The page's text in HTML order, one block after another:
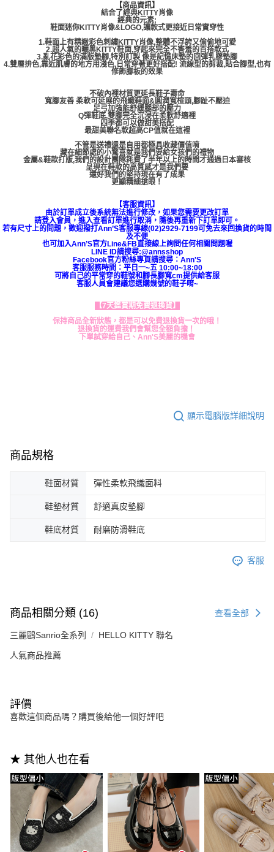
【商品資訊】
結合了經典KITTY肖像
經典的元素:
鞋面迷你KITTY肖像&LOGO,讓款式更接近日常實穿性
1.鞋面上有精緻彩色刺繡KITTY肖像,整體不浮誇又偷偷地可愛
2.超人氣的曬黑KITTY鞋面,穿起來完全不害羞的百搭款式
3.亂花彩色的滿版墊腳,特別訂製 像是記憶床墊的回彈乳膠墊腳
4.雙層拚色,靠近肌膚的地方用淺色,日常穿著更好搭配! 流線型的剪裁,貼合腳型,也有
修飾腳板的效果
不破內裡材質更延長鞋子壽命
寬腳友善 柔軟可延展的飛織鞋面&圓潤寬楦頭,腳趾不壓迫
足弓加強能舒緩腿部的壓力
Q彈鞋底,雙腳完全沉浸在柔軟舒適裡
四季都可以做甜美搭配
最甜美聯名款超高CP值就在這裡
不管是送禮還是自用都極具收藏價值唷
藏在細節處的小驚喜就是我們要給女孩們的禮物
金屬&鞋款打版,我們的設計團隊耗費了半年以上的時間才通過日本審核
呈現在鞋款的高質感才是我們要
還好我們的堅持現在有了成果
更顯精細搶眼！
【客服資訊】
由於訂單成立後系統無法進行修改，如果您需要更改訂單
請登入會員，進入查看訂單進行取消，隨後再重新下訂單即可。
若有尺寸上的問題，歡迎撥打Ann’S客服專線(02)2929-7199可免去來回換貨的時間
及不便
也可加入Ann’S官方Line&FB直接線上詢問任何相關問題喔
LINE ID請搜尋:@annsshop
Facebook官方粉絲專頁請搜尋：Ann'S
客服服務時間：平日一~五 10:00~18:00
可將自己的平常穿的鞋號和腳長腳寬cm提供給客服
客服人員會建議您選購幾號的鞋子唷~
【7天鑑賞期免費退換貨】
保持商品全新狀態，都是可以免費退換貨一次的哦！
退換貨的運費我們會幫您全額負擔！
下單試穿給自己、Ann'S美麗的機會
顯示電腦版詳細說明
商品規格
鞋面材質 彈性柔軟飛織面料
鞋墊材質 舒適真皮墊腳
鞋底材質 耐磨防滑鞋底
客服
商品相關分類 (16) 查看全部
三麗鷗Sanrio全系列 HELLO KITTY 聯名
人氣商品推薦
評價
喜歡這個商品嗎？購買後給他一個好評吧
★ 其他人也在看